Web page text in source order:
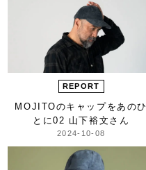
REPORT
MOJITOのキャップをあのひ
とに02 山下裕文さん
2024-10-08